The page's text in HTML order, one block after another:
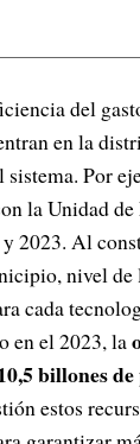
del
en la
sistema. Por
la Unidad
2023. Al
nivel de
cada
en el 2023, la
billones de
estos